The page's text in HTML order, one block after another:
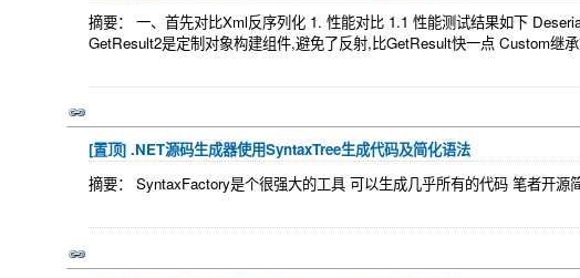
摘要： 一、首先对比Xml反序列化 1. 性能对比 1.1 性能测试结果如下
GetResult2是定制对象构建组件,避免了反射,比GetResult快一点 Custom继
[置顶] .NET源码生成器使用SyntaxTree生成代码及简化语法
摘要： SyntaxFactory是个很强大的工具 可以生成几乎所有的代码 笔者开源